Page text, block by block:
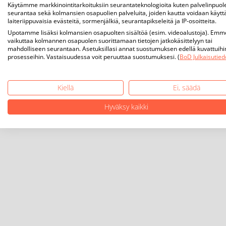
Käytämme markkinointitarkoituksiin seurantateknologioita kuten
seurantaa sekä kolmansien osapuolien palveluita, joiden kautta voidaan
laiteriippuvaisia evästeitä, sormenjälkiä, seurantapikseleitä ja IP-osoitteita.
Upotamme lisäksi kolmansien osapuolten sisältöä (esim. videoalustoja).
vaikuttaa kolmannen osapuolen suorittamaan tietojen jatkokäsittelyyn tai
mahdolliseen seurantaan. Asetuksillasi annat suostumuksen edellä
prosesseihin. Vastaisuudessa voit peruuttaa suostumuksesi. (BoD
Kiellä
Ei, säädä
Hyväksy kaikki